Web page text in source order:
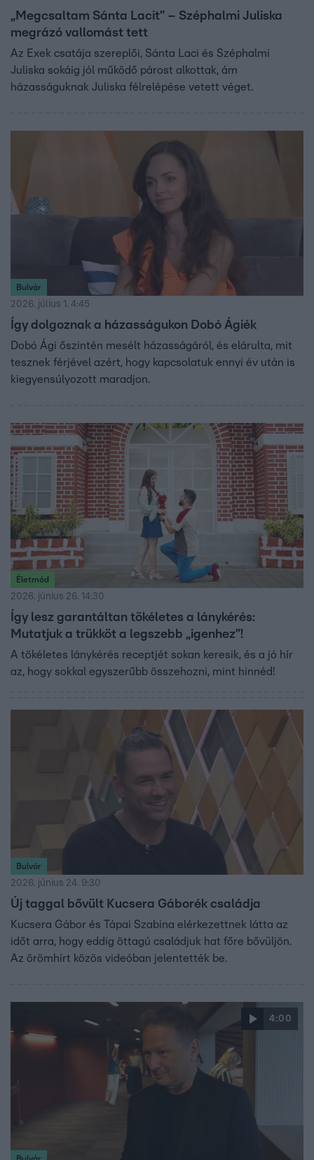
„Megcsaltam Sánta Lacit” – Széphalmi Juliska
megrázó vallomást tett
Az Exek csatája szereplői, Sánta Laci és Széphalmi
Juliska sokáig jól működő párost alkottak, ám
házasságuknak Juliska félrelépése vetett véget.
Bulvár
2026. július 1. 4:45
Így dolgoznak a házasságukon Dobó Ágiék
Dobó Ági őszintén mesélt házasságáról, és elárulta, mit
tesznek férjével azért, hogy kapcsolatuk ennyi év után is
kiegyensúlyozott maradjon.
Életmód
2026. június 26. 14:30
Így lesz garantáltan tökéletes a lánykérés:
Mutatjuk a trükköt a legszebb „igenhez”!
A tökéletes lánykérés receptjét sokan keresik, és a jó hír
az, hogy sokkal egyszerűbb összehozni, mint hinnéd!
Bulvár
2026. június 24. 9:30
Új taggal bővült Kucsera Gáborék családja
Kucsera Gábor és Tápai Szabina elérkezettnek látta az
időt arra, hogy eddig öttagú családjuk hat főre bővüljön.
Az örömhírt közös videóban jelentették be.
4:00